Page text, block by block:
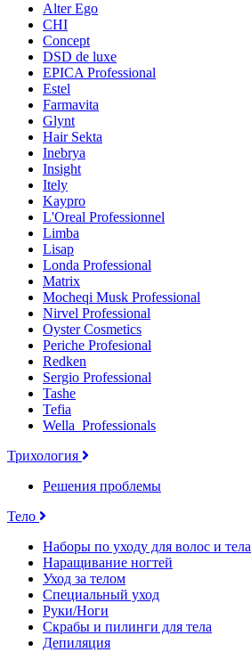
Alter Ego
CHI
Concept
DSD de luxe
EPICA Professional
Estel
Farmavita
Glynt
Hair Sekta
Inebrya
Insight
Itely
Kaypro
L'Oreal Professionnel
Limba
Lisap
Londa Professional
Matrix
Mocheqi Musk Professional
Nirvel Professional
Oyster Cosmetics
Periche Profesional
Redken
Sergio Professional
Tashe
Tefia
Wella_Professionals
Трихология
Решения проблемы
Тело
Наборы по уходу для волос и тела
Наращивание ногтей
Уход за телом
Специальный уход
Руки/Ноги
Скрабы и пилинги для тела
Депиляция